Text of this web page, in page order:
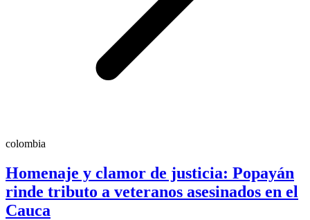
colombia
Homenaje y clamor de justicia: Popayán
rinde tributo a veteranos asesinados en el
Cauca